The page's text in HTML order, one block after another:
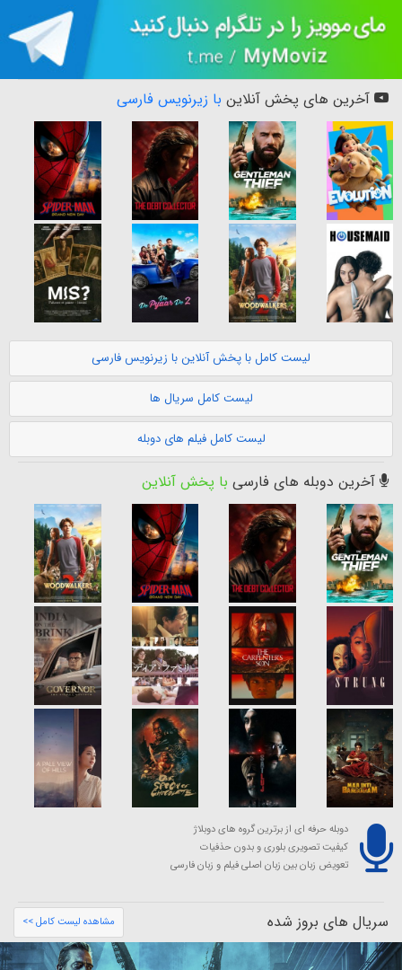
آخرین های پخش آنلاین با زیرنویس فارسی
لیست کامل با پخش آنلاین با زیرنویس فارسی
لیست کامل سریال ها
لیست کامل فیلم های دوبله
آخرین دوبله های فارسی با پخش آنلاین
دوبله حرفه ای از برترین گروه های دوبلاژ
کیفیت تصویری بلوری و بدون حذفیات
تعویض زبان بین زبان اصلی فیلم و زبان فارسی
سریال های بروز شده مشاهده لیست کامل >>